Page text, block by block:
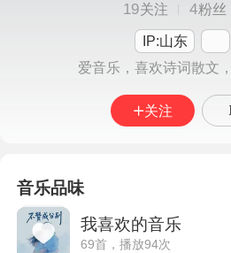
19关注 4粉丝
IP:山东
爱音乐，喜欢诗词散文
关注
音乐品味
我喜欢的音乐
69首，播放94次